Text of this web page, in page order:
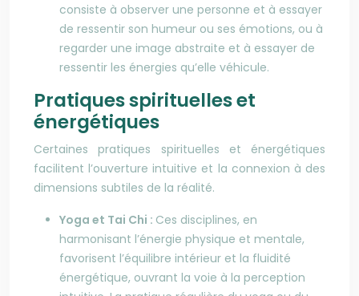
consiste à observer une personne et à essayer
de ressentir son humeur ou ses émotions, ou à
regarder une image abstraite et à essayer de
ressentir les énergies qu’elle véhicule.
Pratiques spirituelles et
énergétiques
Certaines pratiques spirituelles et énergétiques
facilitent l’ouverture intuitive et la connexion à des
dimensions subtiles de la réalité.
Yoga et Tai Chi : Ces disciplines, en
harmonisant l’énergie physique et mentale,
favorisent l’équilibre intérieur et la fluidité
énergétique, ouvrant la voie à la perception